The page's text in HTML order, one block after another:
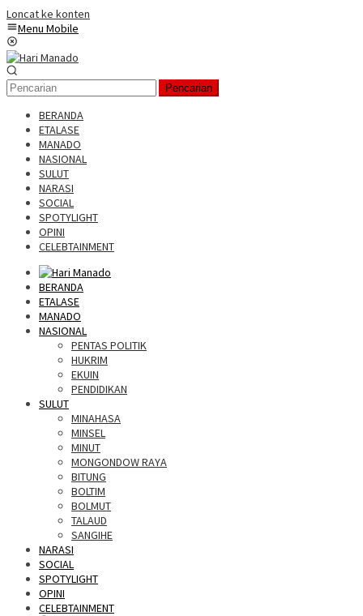
Loncat ke konten
Menu Mobile
Pencarian
BERANDA
ETALASE
MANADO
NASIONAL
SULUT
NARASI
SOCIAL
SPOTYLIGHT
OPINI
CELEBTAINMENT
BERANDA
ETALASE
MANADO
NASIONAL
PENTAS POLITIK
HUKRIM
EKUIN
PENDIDIKAN
SULUT
MINAHASA
MINSEL
MINUT
MONGONDOW RAYA
BITUNG
BOLTIM
BOLMUT
TALAUD
SANGIHE
NARASI
SOCIAL
SPOTYLIGHT
OPINI
CELEBTAINMENT